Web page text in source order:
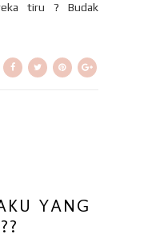
tiru ? Budak
YANG